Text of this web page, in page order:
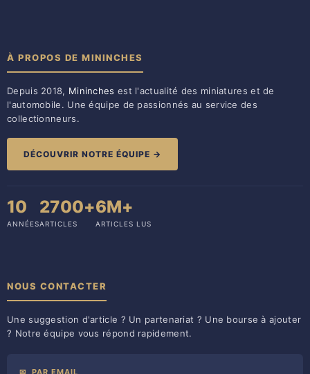
À PROPOS DE MININCHES
Depuis 2018, Mininches est l'actualité des miniatures et de
l'automobile. Une équipe de passionnés au service des
collectionneurs.
DÉCOUVRIR NOTRE ÉQUIPE →
10
ANNÉES
2700+
ARTICLES
6M+
ARTICLES LUS
NOUS CONTACTER
Une suggestion d'article ? Un partenariat ? Une bourse à ajouter
? Notre équipe vous répond rapidement.
✉ PAR EMAIL